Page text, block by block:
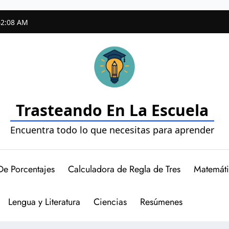
AM
Trasteando En La Escuela
Encuentra todo lo que necesitas para aprender
Porcentajes Calculadora de Regla de Tres
Lengua y Literatura Ciencias Resúmenes